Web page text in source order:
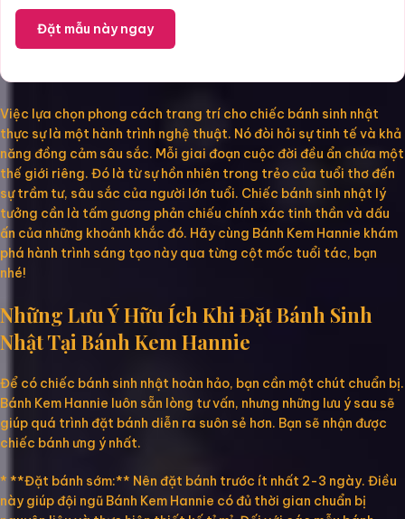
Đặt mẫu này ngay
Việc lựa chọn phong cách trang trí cho chiếc bánh sinh nhật
thực sự là một hành trình nghệ thuật. Nó đòi hỏi sự tinh tế và khả
năng đồng cảm sâu sắc. Mỗi giai đoạn cuộc đời đều ẩn chứa một
thế giới riêng. Đó là từ sự hồn nhiên trong trẻo của tuổi thơ đến
sự trầm tư, sâu sắc của người lớn tuổi. Chiếc bánh sinh nhật lý
tưởng cần là tấm gương phản chiếu chính xác tinh thần và dấu
ấn của những khoảnh khắc đó. Hãy cùng Bánh Kem Hannie khám
phá hành trình sáng tạo này qua từng cột mốc tuổi tác, bạn
nhé!
Những Lưu Ý Hữu Ích Khi Đặt Bánh Sinh
Nhật Tại Bánh Kem Hannie
Để có chiếc bánh sinh nhật hoàn hảo, bạn cần một chút chuẩn bị.
Bánh Kem Hannie luôn sẵn lòng tư vấn, nhưng những lưu ý sau sẽ
giúp quá trình đặt bánh diễn ra suôn sẻ hơn. Bạn sẽ nhận được
chiếc bánh ưng ý nhất.
* **Đặt bánh sớm:** Nên đặt bánh trước ít nhất 2-3 ngày. Điều
này giúp đội ngũ Bánh Kem Hannie có đủ thời gian chuẩn bị